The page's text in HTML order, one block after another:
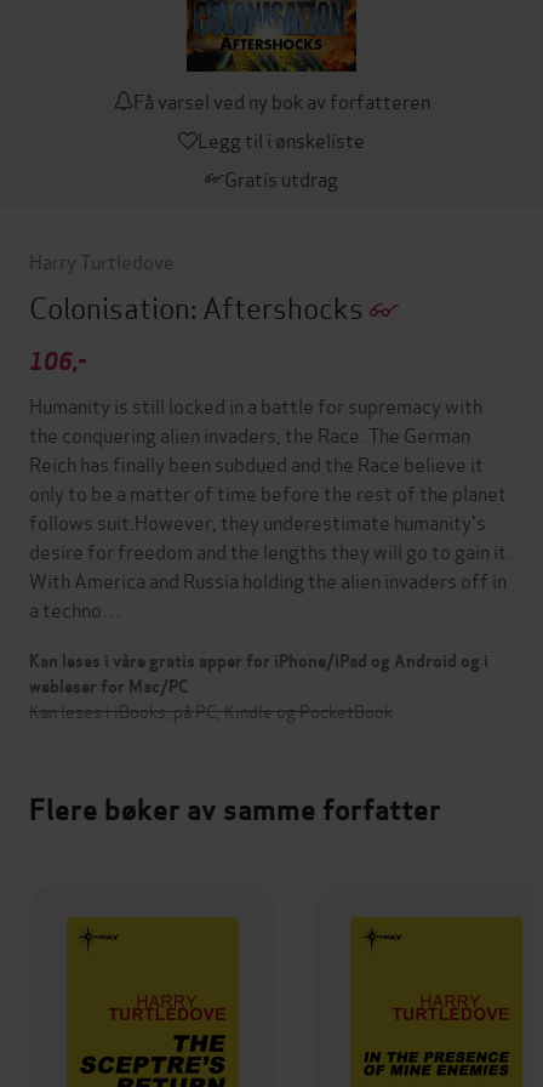
Få varsel ved ny bok av forfatteren
Legg til i ønskeliste
Gratis utdrag
Harry Turtledove
Colonisation: Aftershocks
106,-
Humanity is still locked in a battle for supremacy with
the conquering alien invaders, the Race. The German
Reich has finally been subdued and the Race believe it
only to be a matter of time before the rest of the planet
follows suit.However, they underestimate humanity's
desire for freedom and the lengths they will go to gain it.
With America and Russia holding the alien invaders off in
a techno…
Kan leses i våre gratis apper for iPhone/iPad og Android og i
webleser for Mac/PC
Kan leses i iBooks, på PC, Kindle og PocketBook
Flere bøker av samme forfatter